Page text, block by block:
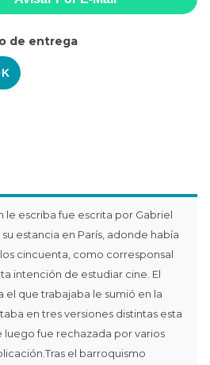
de entrega
le escriba fue escrita por Gabriel
estancia en París, adonde había
cincuenta, como corresponsal
intención de estudiar cine. El
que trabajaba le sumió en la
en tres versiones distintas esta
fue rechazada por varios
el barroquismo